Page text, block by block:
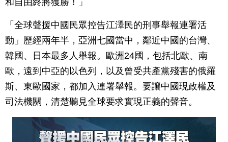
和自由終將獲勝！」
「全球聲援中國民眾控告江澤民的刑事舉報連署活
動」歷經兩年半，亞洲七國當中，鄰近中國的台灣、
韓國、日本最多人舉報。歐洲24國，包括北歐、南
歐，遠到中亞的以色列，以及曾受共產黨殘害的俄羅
斯、東歐國家，都加入連署舉報。要讓中國現政權及
司法機關，清楚聽見全球要求實現正義的聲音。